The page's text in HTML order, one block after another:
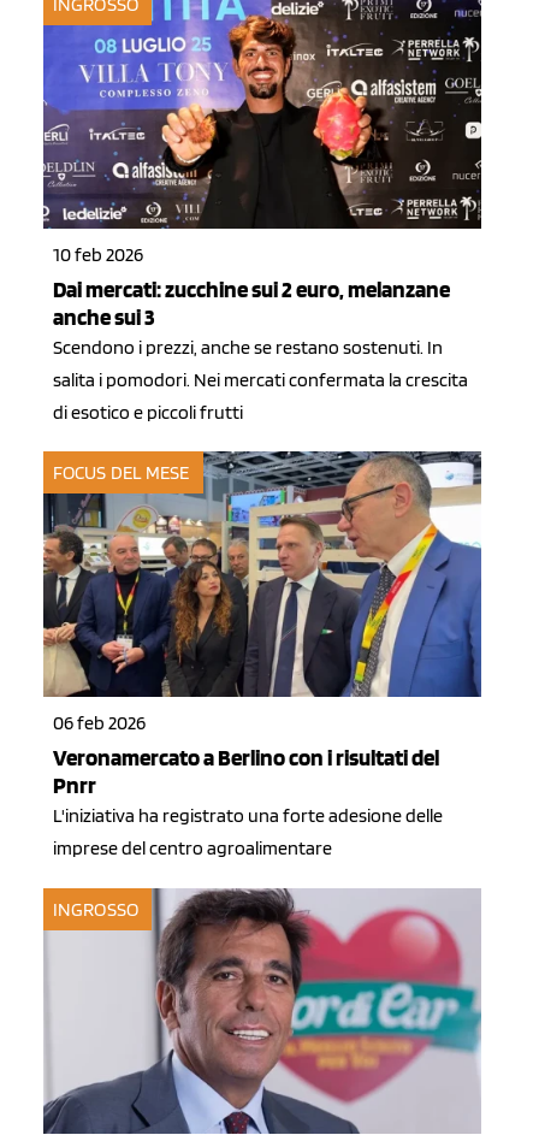
10 feb 2026
Dai mercati: zucchine sui 2 euro, melanzane
anche sui 3
Scendono i prezzi, anche se restano sostenuti. In
salita i pomodori. Nei mercati confermata la crescita
di esotico e piccoli frutti
FOCUS DEL MESE
06 feb 2026
Veronamercato a Berlino con i risultati del
Pnrr
L'iniziativa ha registrato una forte adesione delle
imprese del centro agroalimentare
INGROSSO